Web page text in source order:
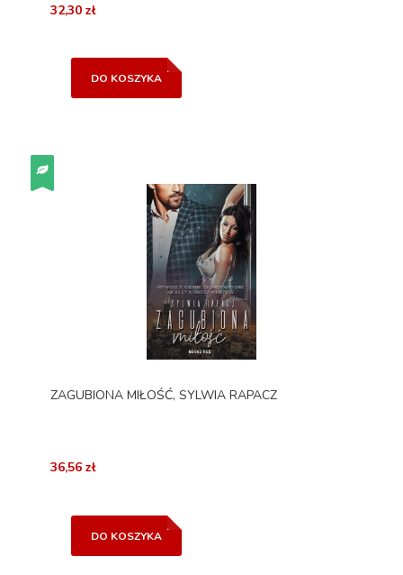
32,30 zł
DO KOSZYKA
ZAGUBIONA MIŁOŚĆ, SYLWIA RAPACZ
36,56 zł
DO KOSZYKA